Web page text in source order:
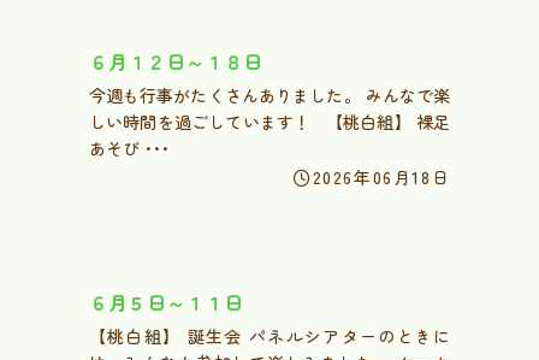
６月１２日～１８日
2026年06月18日
今週も行事がたくさんありました。 みんなで楽
しい時間を過ごしています！ 【桃白組】 裸足
あそび ･･･
６月５日～１１日
【桃白組】 誕生会 パネルシアターのときに